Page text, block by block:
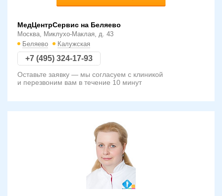
МедЦентрСервис на Беляево
Москва, Миклухо-Маклая, д. 43
Беляево
Калужская
+7 (495) 324-17-93
Оставьте заявку — мы согласуем с клиникой
и перезвоним вам в течение 10 минут